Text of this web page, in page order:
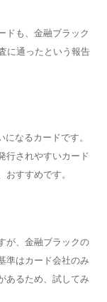
ドも、金融ブラック
に通ったという報告
なるカードです。
行されやすいカード
すすめです。
が、金融ブラックの
準はカード会社のみ
あるため、試してみ